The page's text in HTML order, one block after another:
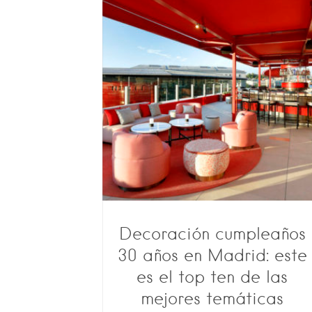
Decoración cumpleaños
30 años en Madrid: este
es el top ten de las
mejores temáticas